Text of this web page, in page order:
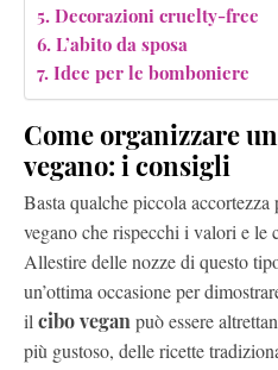
Decorazioni cruelty-free
L’abito da sposa
Idee per le bomboniere
Come organizzare
vegano: i consigli
Basta qualche piccola
vegano che rispecchi i valori e le
Allestire dellenozze di questo
un’ottima occasione per
ilcibo veganpuò essere
più gustoso, delle ricette